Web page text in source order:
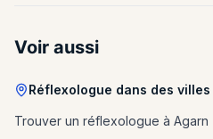
Voir aussi
Réflexologue dans des
Trouver un réflexologue à Agarn